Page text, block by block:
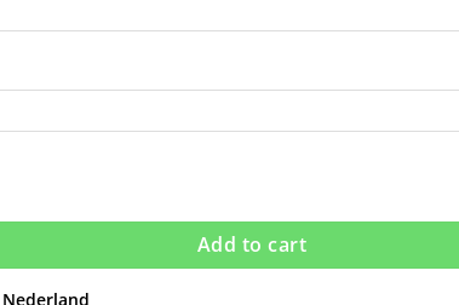
met rookglas (maatwerk) quantity
Add to cart